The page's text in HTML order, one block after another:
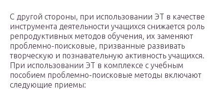
С другой стороны, при использовании ЭТ в качестве
инструмента деятельности учащихся снижается роль
репродуктивных методов обучения, их заменяют
проблемно-поисковые, призванные развивать
творческую и познавательную активность учащихся.
При использовании ЭТ в комплексе с учебным
пособием проблемно-поисковые методы включают
следующие приемы: